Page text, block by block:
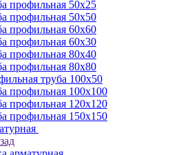
профильная 50х25
профильная 50х50
профильная 60x60
профильная 60х30
профильная 80х40
профильная 80х80
труба 100х50
профильная 100х100
профильная 120х120
профильная 150х150